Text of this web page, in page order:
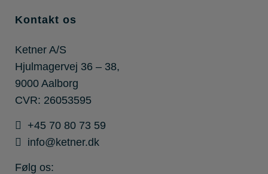
Kontakt os
Ketner A/S
Hjulmagervej 36 – 38,
9000 Aalborg
CVR: 26053595
+45 70 80 73 59
info@ketner.dk
Følg os: